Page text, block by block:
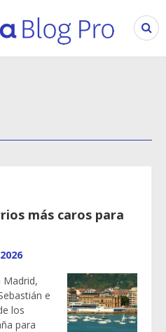
más caros para
Madrid,
e
los
para